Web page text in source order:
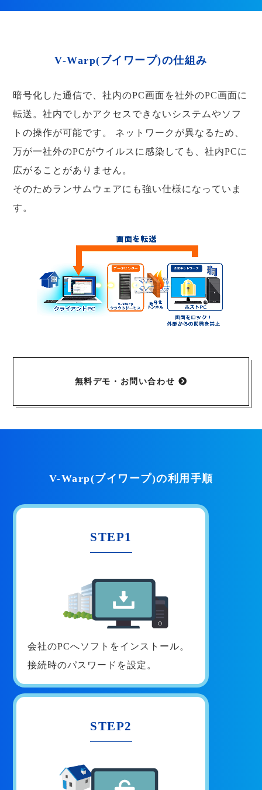
V-Warp(ブイワープ)の仕組み
暗号化した通信で、社内のPC画面を社外のPC画面に
転送。社内でしかアクセスできないシステムやソフ
トの操作が可能です。
ネットワークが異なるため、
万が一社外のPCがウイルスに感染しても、社内PCに
広がることがありません。
そのためランサムウェアにも強い仕様になっていま
す。
無料デモ・お問い合わせ
V-Warp(ブイワープ)の利用手順
STEP1
会社のPCへソフトをインストール。
接続時のパスワードを設定。
STEP2